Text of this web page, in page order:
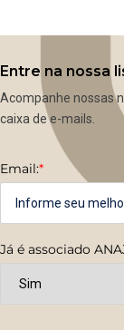
Entre na nossa
Acompanhe nossas
caixa de e-mails.
Email:*
Já é associado